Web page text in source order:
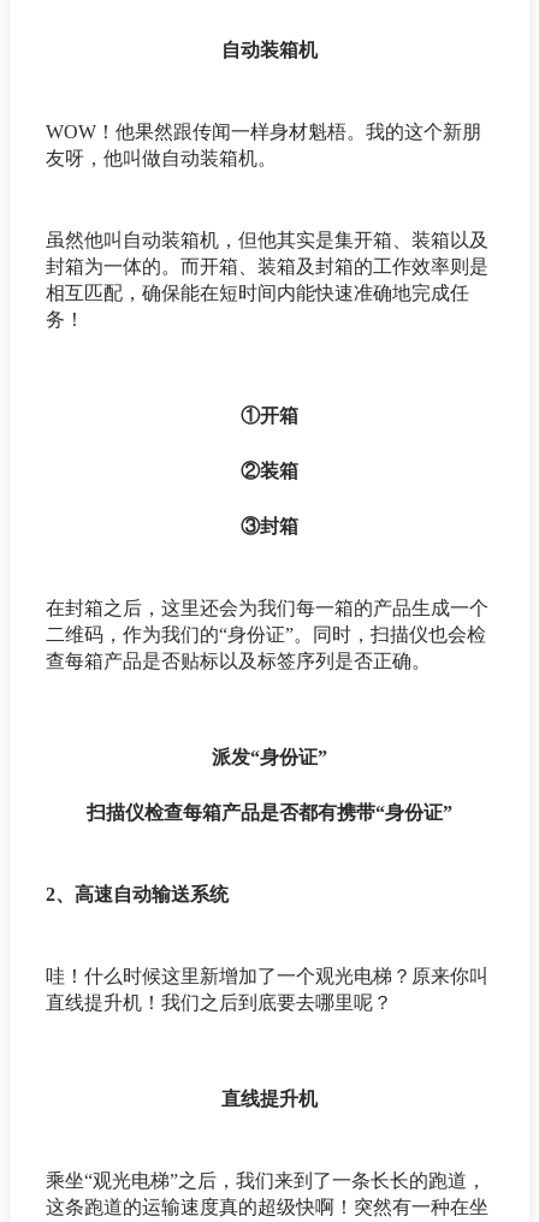
自动装箱机
WOW！他果然跟传闻一样身材魁梧。我的这个新朋
友呀，他叫做自动装箱机。
虽然他叫自动装箱机，但他其实是集开箱、装箱以及
封箱为一体的。而开箱、装箱及封箱的工作效率则是
相互匹配，确保能在短时间内能快速准确地完成任
务！
①开箱
②装箱
③封箱
在封箱之后，这里还会为我们每一箱的产品生成一个
二维码，作为我们的“身份证”。同时，扫描仪也会检
查每箱产品是否贴标以及标签序列是否正确。
派发“身份证”
扫描仪检查每箱产品是否都有携带“身份证”
2、高速自动输送系统
哇！什么时候这里新增加了一个观光电梯？原来你叫
直线提升机！我们之后到底要去哪里呢？
直线提升机
乘坐“观光电梯”之后，我们来到了一条长长的跑道，
这条跑道的运输速度真的超级快啊！突然有一种在坐